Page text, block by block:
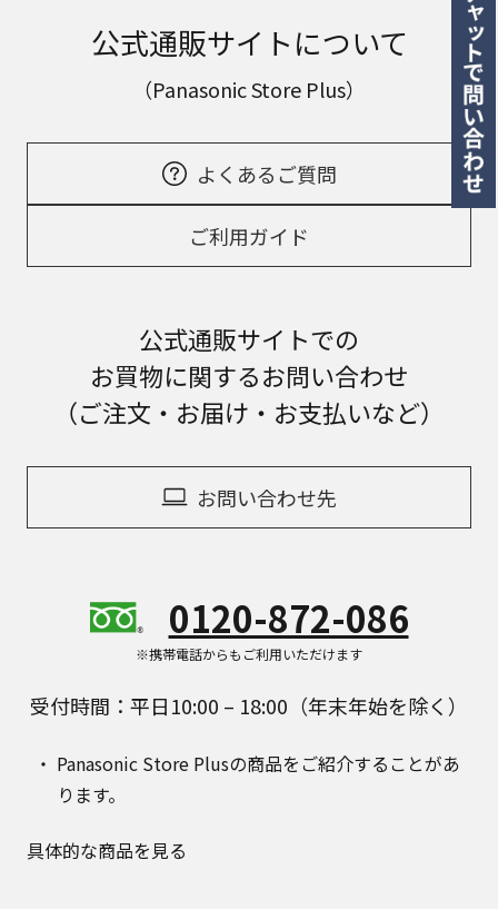
公式通販サイトについて
（Panasonic Store Plus）
よくあるご質問
ご利用ガイド
公式通販サイトでの
お買物に関するお問い合わせ
（ご注文・お届け・お支払いなど）
お問い合わせ先
0120-872-086
※携帯電話からもご利用いただけます
受付時間：平日10:00 – 18:00（年末年始を除く）
Panasonic Store Plusの商品をご紹介することがあ
ります。
具体的な商品を見る